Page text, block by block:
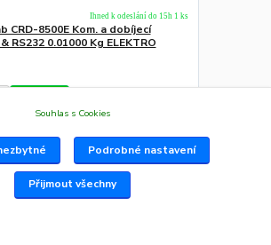
CRD-8500E Kom. a dobíjecí
RS232 0.01000 Kg ELEKTRO
Ihned k odeslání do 15h 1 ks
Souhlas s Cookies
Podrobné nastavení
Přijmout všechny